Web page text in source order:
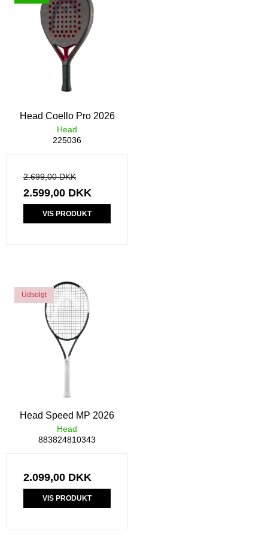
Head Coello Pro 2026
Head
225036
2.699,00 DKK
2.599,00 DKK
VIS PRODUKT
Udsolgt
Head Speed MP 2026
Head
883824810343
2.099,00 DKK
VIS PRODUKT